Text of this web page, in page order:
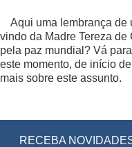
Aqui uma lembrança de
vindo da Madre Tereza
pela paz mundial? Vá
este momento, de início
mais sobre este assunto.
RECEBA